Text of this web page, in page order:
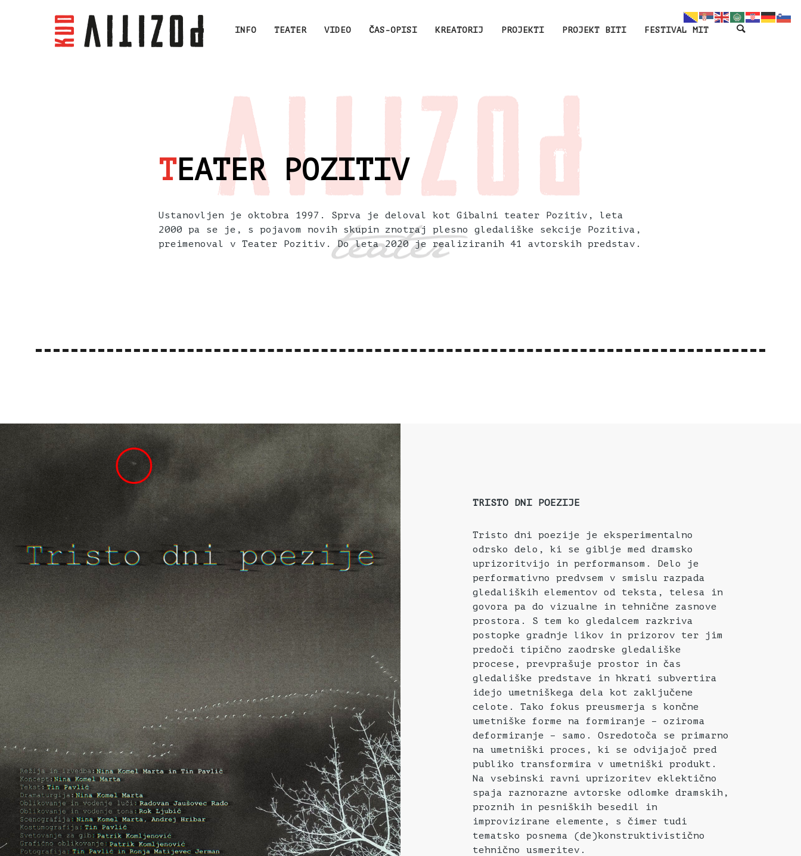
INFO TEATER VIDEO ČAS-OPISI KREATORIJ PROJEKTI PROJEKT BITI FESTIVAL MIT
TEATER POZITIV
Ustanovljen je oktobra 1997. Sprva je deloval kot Gibalni teater Pozitiv, leta
2000 pa se je, s pojavom novih skupin znotraj plesno gledališke sekcije Pozitiva,
preimenoval v Teater Pozitiv. Do leta 2020 je realiziranih 41 avtorskih predstav.
TRISTO DNI POEZIJE
Tristo dni poezije je eksperimentalno
odrsko delo, ki se giblje med dramsko
uprizoritvijo in performansom. Delo je
performativno predvsem v smislu razpada
gledaliških elementov od teksta, telesa in
govora pa do vizualne in tehnične zasnove
prostora. S tem ko gledalcem razkriva
postopke gradnje likov in prizorov ter jim
predoči tipično zaodrske gledališke
procese, prevprašuje prostor in čas
gledališke predstave in hkrati subvertira
idejo umetniškega dela kot zaključene
celote. Tako fokus preusmerja s končne
umetniške forme na formiranje – oziroma
deformiranje – samo. Osredotoča se primarno
na umetniški proces, ki se odvijajoč pred
publiko transformira v umetniški produkt.
Na vsebinski ravni uprizoritev eklektično
spaja raznorazne avtorske odlomke dramskih,
proznih in pesniških besedil in
improvizirane elemente, s čimer tudi
tematsko posnema (de)konstruktivistično
tehnično usmeritev.